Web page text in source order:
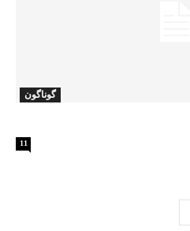
گوناگون
11